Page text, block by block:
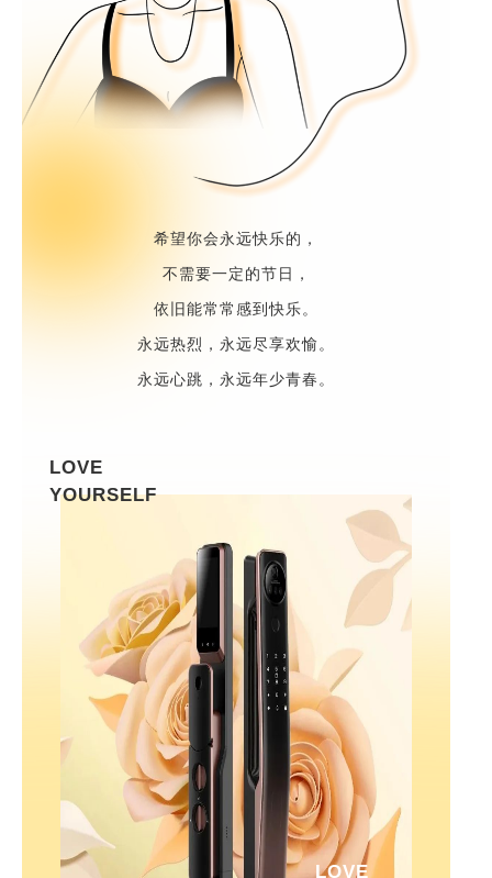
希望你会永远快乐的，
不需要一定的节日，
依旧能常常感到快乐。
永远热烈，永远尽享欢愉。
永远心跳，永远年少青春。
LOVE
YOURSELF
LOVE